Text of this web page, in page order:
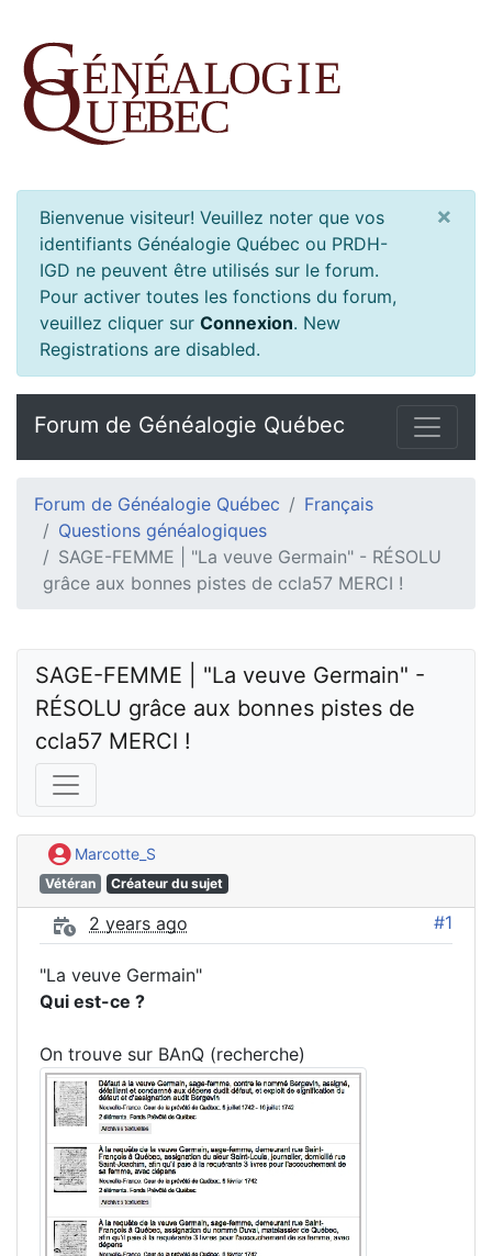
Bienvenue visiteur! Veuillez noter que vos
identifiants Généalogie Québec ou PRDH-
IGD ne peuvent être utilisés sur le forum.
Pour activer toutes les fonctions du forum,
veuillez cliquer sur Connexion. New
Registrations are disabled.
×
Forum de Généalogie Québec
Forum de Généalogie Québec
Français
Questions généalogiques
SAGE-FEMME | "La veuve Germain" - RÉSOLU
grâce aux bonnes pistes de ccla57 MERCI !
SAGE-FEMME | "La veuve Germain" -
RÉSOLU grâce aux bonnes pistes de
ccla57 MERCI !
Marcotte_S
Vétéran Créateur du sujet
2 years ago #1
"La veuve Germain"
Qui est-ce ?
On trouve sur BAnQ (recherche)